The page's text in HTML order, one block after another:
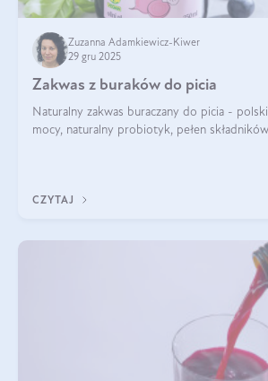
Zuzanna Adamkiewicz-Kiwer
29 gru 2025
Zakwas z buraków do picia
Naturalny zakwas buraczany do picia -
mocy, naturalny probiotyk, pełen
CZYTAJ